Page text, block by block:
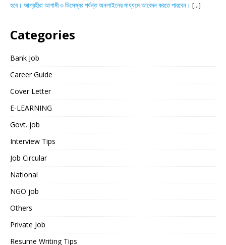
হবে। আগ্রহীরা আগামী ৩ ডিসেম্বর পর্যন্ত অনলাইনের মাধ্যমে আবেদন করতে পারবেন। [...]
Categories
Bank Job
Career Guide
Cover Letter
E-LEARNING
Govt. job
Interview Tips
Job Circular
National
NGO job
Others
Private Job
Resume Writing Tips